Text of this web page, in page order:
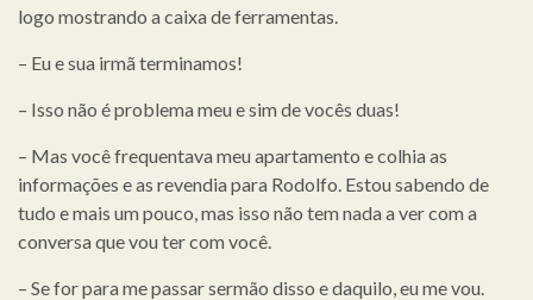
logo mostrando a caixa de ferramentas.
– Eu e sua irmã terminamos!
– Isso não é problema meu e sim de vocês duas!
– Mas você frequentava meu apartamento e colhia as
informações e as revendia para Rodolfo. Estou sabendo de
tudo e mais um pouco, mas isso não tem nada a ver com a
conversa que vou ter com você.
– Se for para me passar sermão disso e daquilo, eu me vou.